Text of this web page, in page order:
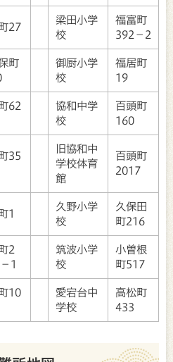
27
梁田小学
校
福富町
392－2
町
御厨小学
校
福居町
19
62
協和中学
校
百頭町
160
35
旧協和中
学校体育
館
百頭町
2017
1
久野小学
校
久保田
町216
2
1
筑波小学
校
小曽根
町517
10
愛宕台中
学校
高松町
433